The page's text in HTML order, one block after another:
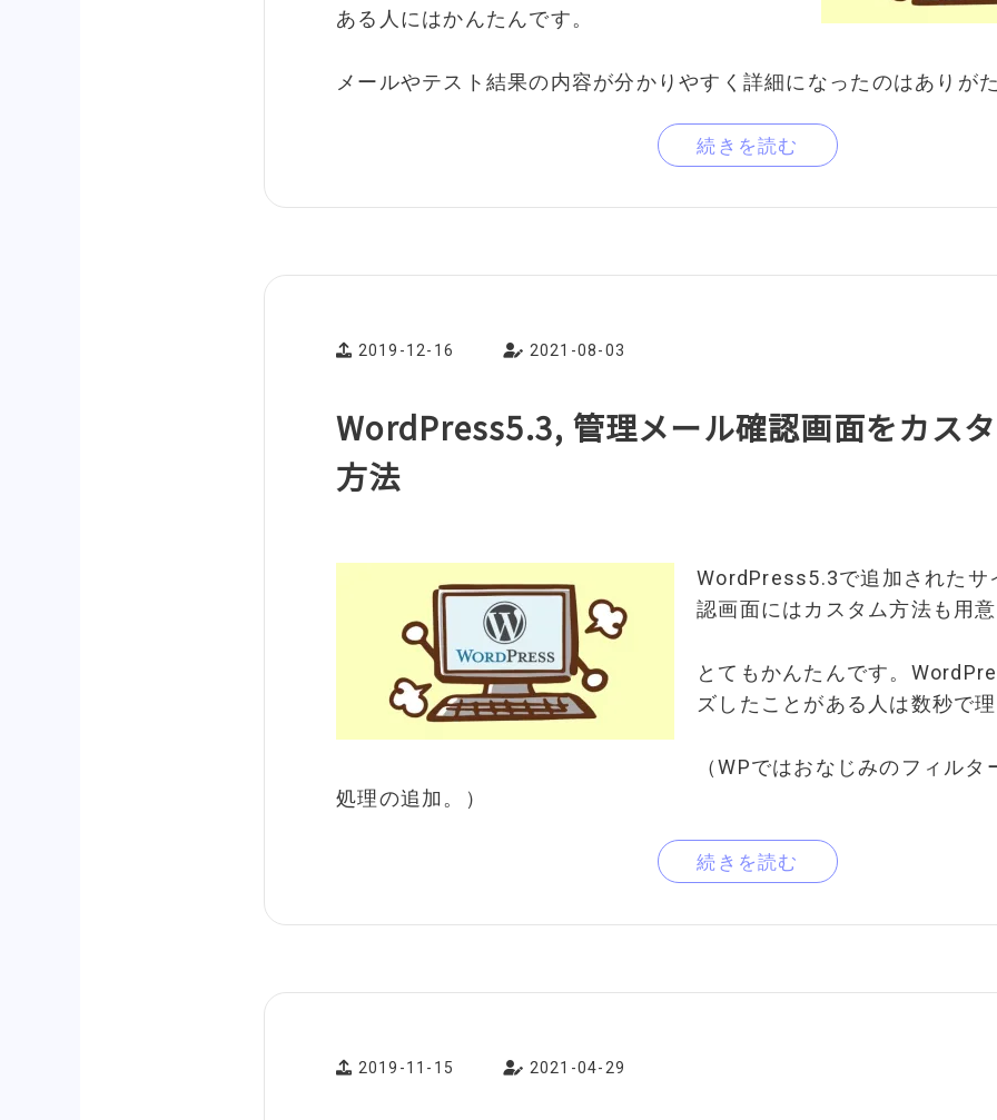
ある人にはかんたんです。
メールやテスト結果の内容が分かりやすく詳細になったのはありが
続きを読む
2019-12-16 2021-08-03
WordPress5.3, 管理メール確認画面をカス
方法
WordPress5.3で追加されたサ
認画面にはカスタム方法も用
とてもかんたんです。
ズしたことがある人は数秒で
（WPではおなじみのフィル
処理の追加。）
続きを読む
2019-11-15 2021-04-29